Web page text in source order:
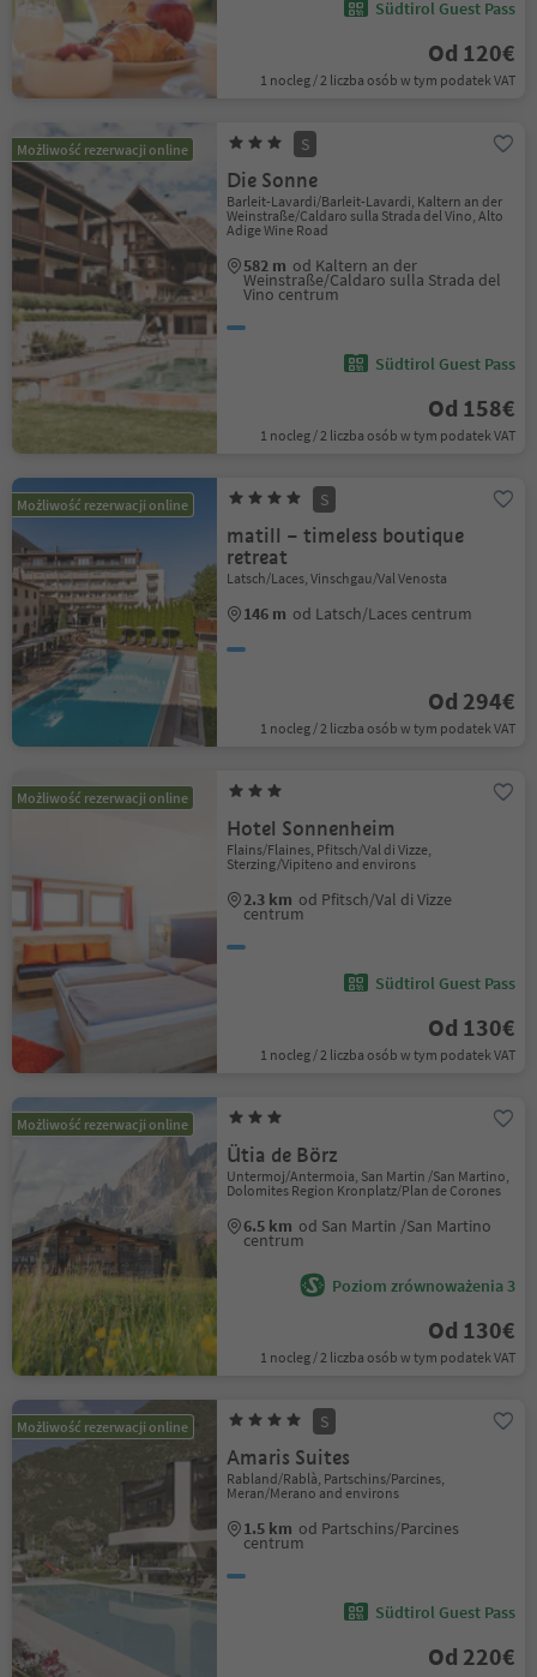
Südtirol Guest Pass
Od 120€
1 nocleg / 2 liczba osób w tym podatek VAT
Możliwość rezerwacji online S
Die Sonne
Barleit-Lavardi/Barleit-Lavardi, Kaltern an der
Weinstraße/Caldaro sulla Strada del Vino, Alto
Adige Wine Road
582 m od Kaltern an der
Weinstraße/Caldaro sulla Strada del
Vino centrum
Südtirol Guest Pass
Od 158€
1 nocleg / 2 liczba osób w tym podatek VAT
Możliwość rezerwacji online S
matill – timeless boutique
retreat
Latsch/Laces, Vinschgau/Val Venosta
146 m od Latsch/Laces centrum
Od 294€
1 nocleg / 2 liczba osób w tym podatek VAT
Możliwość rezerwacji online
Hotel Sonnenheim
Flains/Flaines, Pfitsch/Val di Vizze,
Sterzing/Vipiteno and environs
2.3 km od Pfitsch/Val di Vizze
centrum
Südtirol Guest Pass
Od 130€
1 nocleg / 2 liczba osób w tym podatek VAT
Możliwość rezerwacji online
Ütia de Börz
Untermoj/Antermoia, San Martin /San Martino,
Dolomites Region Kronplatz/Plan de Corones
6.5 km od San Martin /San Martino
centrum
Poziom zrównoważenia 3
Od 130€
1 nocleg / 2 liczba osób w tym podatek VAT
Możliwość rezerwacji online S
Amaris Suites
Rabland/Rablà, Partschins/Parcines,
Meran/Merano and environs
1.5 km od Partschins/Parcines
centrum
Südtirol Guest Pass
Od 220€